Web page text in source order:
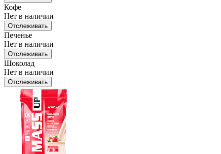
Кофе
Нет в наличии
Отслеживать
Печенье
Нет в наличии
Отслеживать
Шоколад
Нет в наличии
Отслеживать